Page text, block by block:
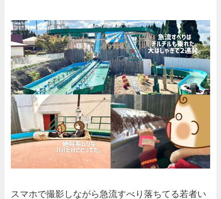
スマホで撮影しながら急流すべり落ちてる若者い